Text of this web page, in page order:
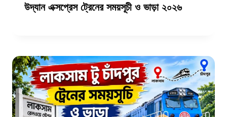
উদ্যান এক্সপ্রেস ট্রেনের সময়সূচী ও ভাড়া ২০২৬